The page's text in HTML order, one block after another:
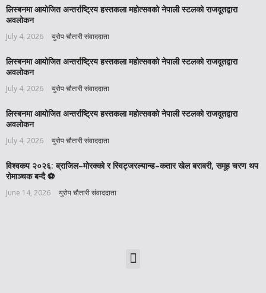
लिस्बनमा आयोजित अन्तर्राष्ट्रिय हस्तकला महोत्सवको नेपाली स्टलको राजदूतद्वारा
अवलोकन
July 4, 2026 युरोप चौतारी संवाददाता
लिस्बनमा आयोजित अन्तर्राष्ट्रिय हस्तकला महोत्सवको नेपाली स्टलको राजदूतद्वारा
अवलोकन
July 4, 2026 युरोप चौतारी संवाददाता
लिस्बनमा आयोजित अन्तर्राष्ट्रिय हस्तकला महोत्सवको नेपाली स्टलको राजदूतद्वारा
अवलोकन
July 4, 2026 युरोप चौतारी संवाददाता
विश्वकप २०२६: ब्राजिल–मोरक्को र स्विट्जरल्यान्ड–कतार खेल बराबरी, समूह चरण थप
रोमाञ्चक बन्दै ⚽️
June 14, 2026 युरोप चौतारी संवाददाता